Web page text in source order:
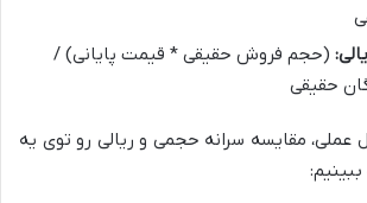
(حجم فروش حقیقی * قیمت پایانی) /
حقیقی
عملی، مقایسه سرانه حجمی و ریالی رو توی یه